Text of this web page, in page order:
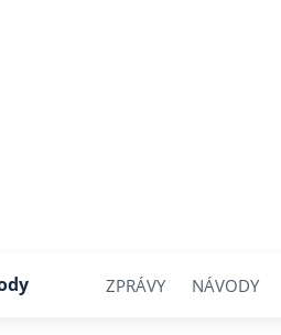
ZPRÁVY NÁVODY